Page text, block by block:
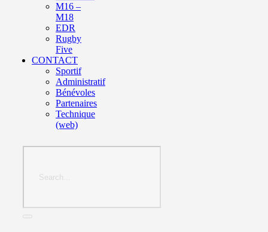
M16 –
M18
EDR
Rugby
Five
CONTACT
Sportif
Administratif
Bénévoles
Partenaires
Technique
(web)